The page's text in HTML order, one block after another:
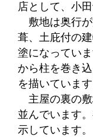
店として、小
敷地は奥行が
葺、土庇付の
塗になってい
から柱を巻き
を描いています
主屋の裏の敷
並んでいます
示しています。